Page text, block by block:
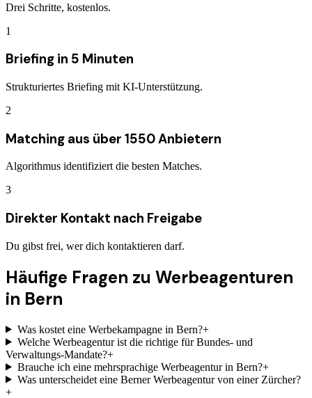
Drei Schritte, kostenlos.
1
Briefing in 5 Minuten
Strukturiertes Briefing mit KI-Unterstützung.
2
Matching aus über 1550 Anbietern
Algorithmus identifiziert die besten Matches.
3
Direkter Kontakt nach Freigabe
Du gibst frei, wer dich kontaktieren darf.
Häufige Fragen zu Werbeagenturen
in Bern
Was kostet eine Werbekampagne in Bern?+
Welche Werbeagentur ist die richtige für Bundes- und
Verwaltungs-Mandate?+
Brauche ich eine mehrsprachige Werbeagentur in Bern?+
Was unterscheidet eine Berner Werbeagentur von einer Zürcher?
+